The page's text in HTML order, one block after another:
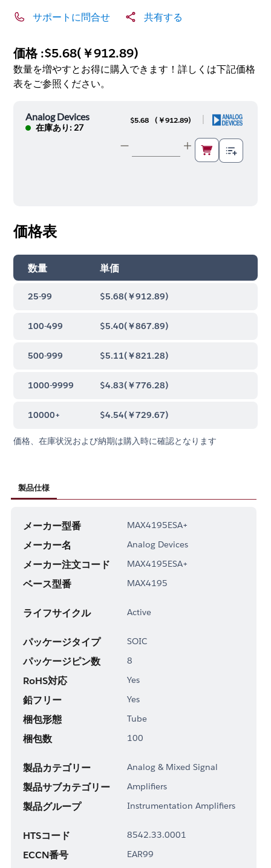
サポートに問合せ 共有する
価格 :$5.68(￥912.89)
数量を増やすとお得に購入できます！詳しくは下記価格
表をご参照ください。
Analog Devices
在庫あり: 27
$5.68 ( ￥912.89)
価格表
数量 単価
25-99 $5.68(￥912.89)
100-499 $5.40(￥867.89)
500-999 $5.11(￥821.28)
1000-9999 $4.83(￥776.28)
10000+ $4.54(￥729.67)
価格、在庫状況および納期は購入時に確認となります
製品仕様
メーカー型番 MAX4195ESA+
メーカー名 Analog Devices
メーカー注文コード MAX4195ESA+
ベース型番 MAX4195
ライフサイクル Active
パッケージタイプ SOIC
パッケージピン数 8
RoHS対応 Yes
鉛フリー Yes
梱包形態 Tube
梱包数 100
製品カテゴリー Analog & Mixed Signal
製品サブカテゴリー Amplifiers
製品グループ Instrumentation Amplifiers
HTSコード 8542.33.0001
ECCN番号 EAR99